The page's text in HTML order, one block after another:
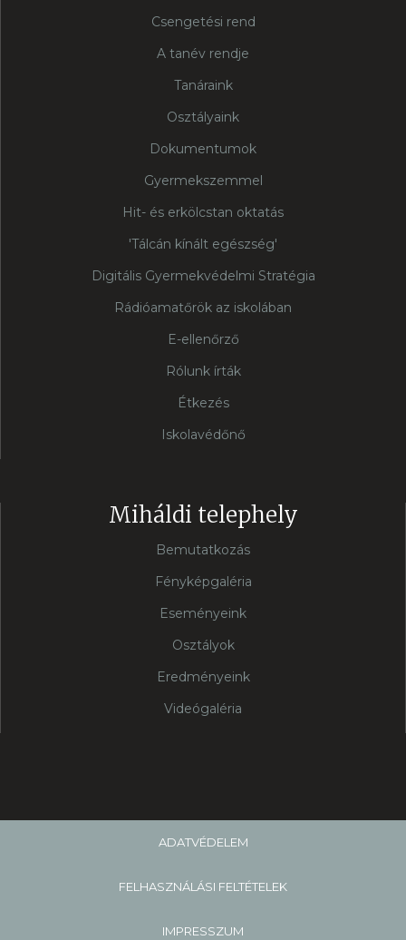
Csengetési rend
A tanév rendje
Tanáraink
Osztályaink
Dokumentumok
Gyermekszemmel
Hit- és erkölcstan oktatás
'Tálcán kínált egészség'
Digitális Gyermekvédelmi Stratégia
Rádióamatőrök az iskolában
E-ellenőrző
Rólunk írták
Étkezés
Iskolavédőnő
Miháldi telephely
Bemutatkozás
Fényképgaléria
Eseményeink
Osztályok
Eredményeink
Videógaléria
ADATVÉDELEM
FELHASZNÁLÁSI FELTÉTELEK
IMPRESSZUM